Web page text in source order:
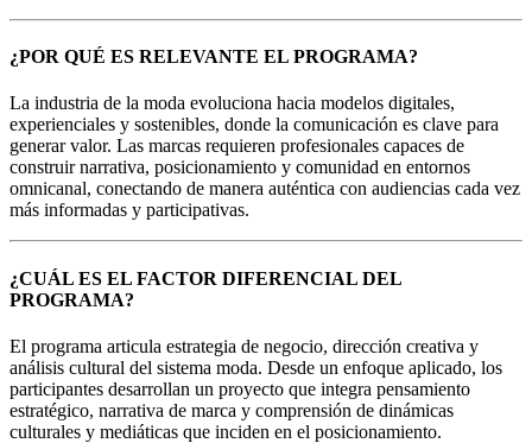
¿POR QUÉ ES RELEVANTE EL PROGRAMA?
La industria de la moda evoluciona hacia modelos digitales,
experienciales y sostenibles, donde la comunicación es clave para
generar valor. Las marcas requieren profesionales capaces de
construir narrativa, posicionamiento y comunidad en entornos
omnicanal, conectando de manera auténtica con audiencias cada vez
más informadas y participativas.
¿CUÁL ES EL FACTOR DIFERENCIAL DEL
PROGRAMA?
El programa articula estrategia de negocio, dirección creativa y
análisis cultural del sistema moda. Desde un enfoque aplicado, los
participantes desarrollan un proyecto que integra pensamiento
estratégico, narrativa de marca y comprensión de dinámicas
culturales y mediáticas que inciden en el posicionamiento.